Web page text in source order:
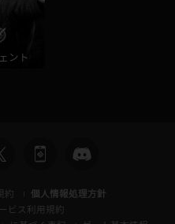
ント
約
個人情報処理方針
ビス利用規約